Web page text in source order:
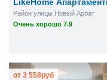
Район улицы Новый Арбат
Очень хорошо 7.9
от 3 558руб